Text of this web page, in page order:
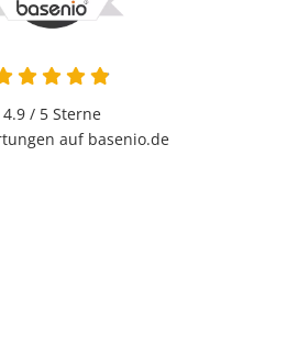
4.9 / 5Sterne
auf basenio.de